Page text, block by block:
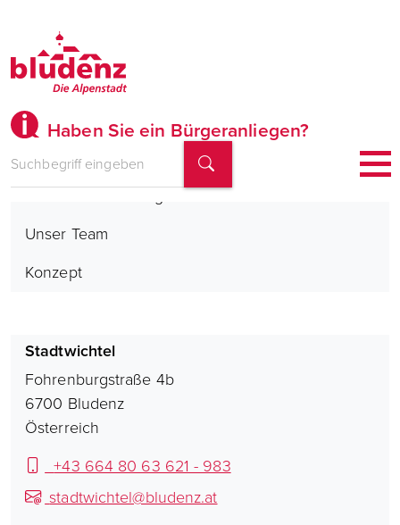
Haben Sie ein Bürgeranliegen?
Kleinkindbetreuung Stadtwichtel
Unser Team
Konzept
Stadtwichtel
Fohrenburgstraße 4b
6700 Bludenz
Österreich
+43 664 80 63 621 - 983
stadtwichtel@bludenz.at